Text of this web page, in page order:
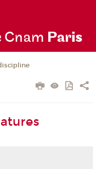
Cnam Paris